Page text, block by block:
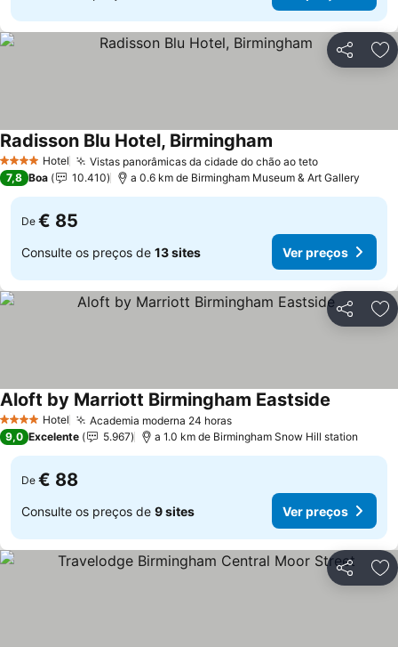
Partilhar
4 EstrelasHotel Vistas panorâmicas da cidade do chão ao teto
Radisson Blu Hotel, Birmingham
7,8 Boa 10.410 a 0.6 km de Birmingham Museum & Art Gallery
De € 85
Consulte os preços de 13 sites Ver preços
Partilhar
4 EstrelasHotel Academia moderna 24 horas
Aloft by Marriott Birmingham Eastside
9,0 Excelente 5.967 a 1.0 km de Birmingham Snow Hill station
De € 88
Consulte os preços de 9 sites Ver preços
Partilhar